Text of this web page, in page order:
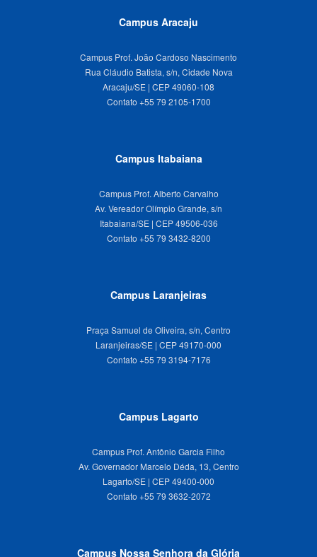
Campus Aracaju
Campus Prof. João Cardoso Nascimento
Rua Cláudio Batista, s/n, Cidade Nova
Aracaju/SE | CEP 49060-108
Campus Itabaiana
Campus Prof. Alberto Carvalho
Av. Vereador Olímpio Grande, s/n
Itabaiana/SE | CEP 49506-036
Campus Laranjeiras
Praça Samuel de Oliveira, s/n, Centro
Laranjeiras/SE | CEP 49170-000
Campus Lagarto
Campus Prof. Antônio Garcia Filho
Av. Governador Marcelo Déda, 13, Centro
Lagarto/SE | CEP 49400-000
Campus Nossa Senhora da Glória